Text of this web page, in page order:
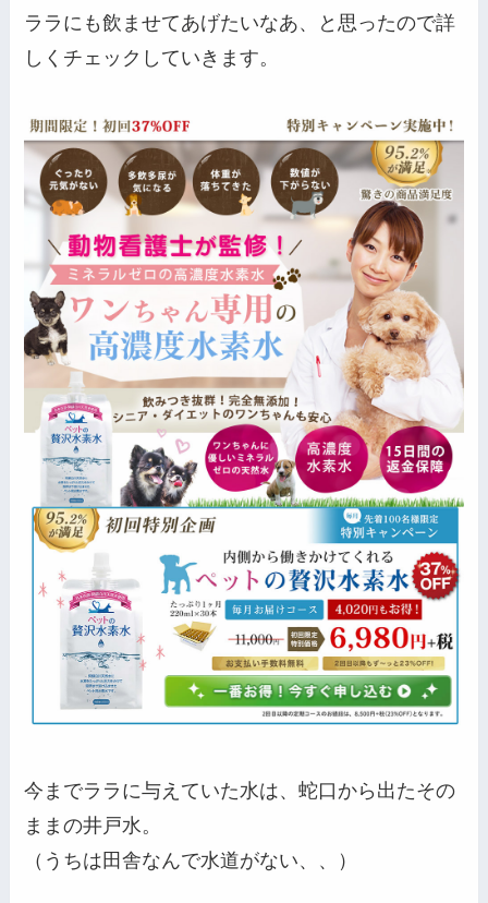
ララにも飲ませてあげたいなあ、と思ったので詳
しくチェックしていきます。
今までララに与えていた水は、蛇口から出たその
ままの井戸水。
（うちは田舎なんで水道がない、、）